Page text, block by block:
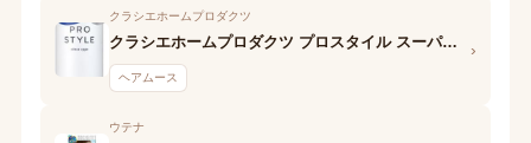
クラシエホームプロダクツ
クラシエホームプロダクツ プロスタイル スーパーストレートフォーム
ヘアムース
›
ウテナ